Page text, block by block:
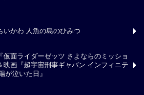
いかわ 人魚の島のひみつ
仮面ライダーゼッツ さよならのミッショ
映画『超宇宙刑事ギャバン インフィニテ
が泣いた日』